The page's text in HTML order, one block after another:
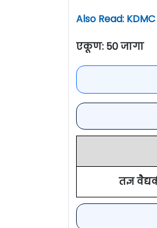
Also Read:
एकूण: 50 जागा
तज्ञ